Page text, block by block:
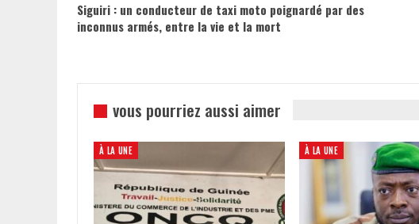
Siguiri : un conducteur de taxi moto poignardé par des
inconnus armés, entre la vie et la mort
vous pourriez aussi aimer
À LA UNE À LA UNE